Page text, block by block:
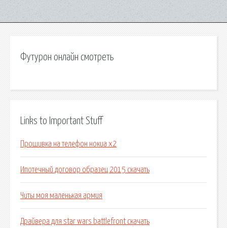
Футурон онлайн смотреть
Links to Important Stuff
Прошивка на телефон нокиа x2
Ипотечный договор образец 2015 скачать
Читы моя маленькая армия
Драйвера для star wars battlefront скачать